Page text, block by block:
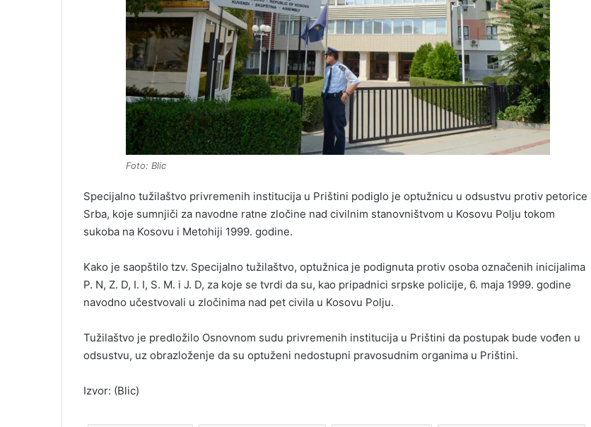
Foto: Blic
Specijalno tužilaštvo privremenih institucija u Prištini podiglo je optužnicu u odsustvu protiv petorice
Srba, koje sumnjiči za navodne ratne zločine nad civilnim stanovništvom u Kosovu Polju tokom
sukoba na Kosovu i Metohiji 1999. godine.
Kako je saopštilo tzv. Specijalno tužilaštvo, optužnica je podignuta protiv osoba označenih inicijalima
P. N, Z. D, I. I, S. M. i J. D, za koje se tvrdi da su, kao pripadnici srpske policije, 6. maja 1999. godine
navodno učestvovali u zločinima nad pet civila u Kosovu Polju.
Tužilaštvo je predložilo Osnovnom sudu privremenih institucija u Prištini da postupak bude vođen u
odsustvu, uz obrazloženje da su optuženi nedostupni pravosudnim organima u Prištini.
Izvor: (Blic)